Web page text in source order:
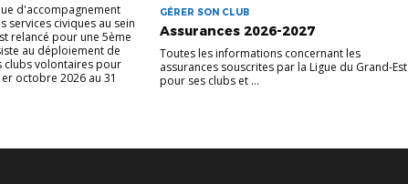
d'accompagnement
services civiques au sein
relancé pour une 5ème
au déploiement de
clubs volontaires pour
octobre 2026 au 31
GÉRER SON CLUB
Assurances 2026-2027
Toutes les informations concernant les
assurances souscrites par la Ligue du Grand-Est
pour ses clubs et ...